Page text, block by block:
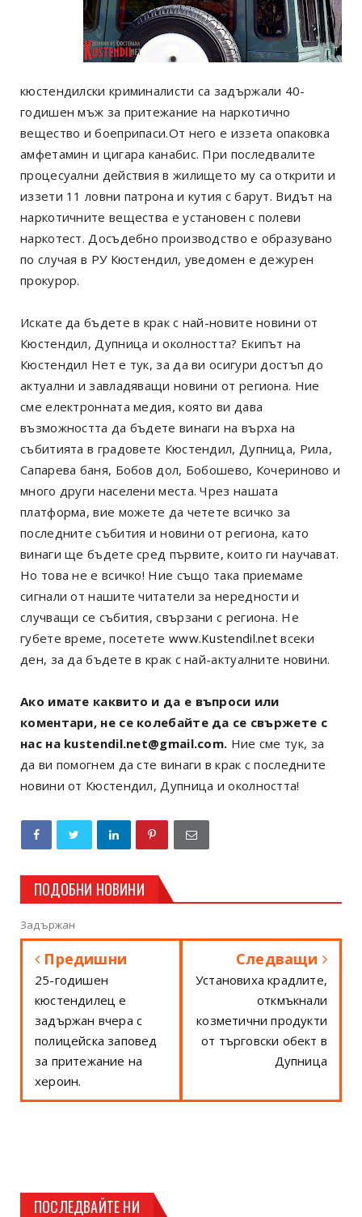
кюстендилски криминалисти са задържали 40-
годишен мъж за притежание на наркотично
вещество и боеприпаси.От него е иззета опаковка
амфетамин и цигара канабис. При последвалите
процесуални действия в жилището му са открити и
иззети 11 ловни патрона и кутия с барут. Видът на
наркотичните вещества е установен с полеви
наркотест. Досъдебно производство е образувано
по случая в РУ Кюстендил, уведомен е дежурен
прокурор.
Искате да бъдете в крак с най-новите новини от
Кюстендил, Дупница и околността? Екипът на
Кюстендил Нет е тук, за да ви осигури достъп до
актуални и завладяващи новини от региона. Ние
сме електронната медия, която ви дава
възможността да бъдете винаги на върха на
събитията в градовете Кюстендил, Дупница, Рила,
Сапарева баня, Бобов дол, Бобошево, Кочериново и
много други населени места. Чрез нашата
платформа, вие можете да четете всичко за
последните събития и новини от региона, като
винаги ще бъдете сред първите, които ги научават.
Но това не е всичко! Ние също така приемаме
сигнали от нашите читатели за нередности и
случващи се събития, свързани с региона. Не
губете време, посетете www.Kustendil.net всеки
ден, за да бъдете в крак с най-актуалните новини.
Ако имате каквито и да е въпроси или
коментари, не се колебайте да се свържете с
нас на kustendil.net@gmail.com. Ние сме тук, за
да ви помогнем да сте винаги в крак с последните
новини от Кюстендил, Дупница и околността!
ПОДОБНИ НОВИНИ
Задържан
Предишни
25-годишен
кюстендилец е
задържан вчера с
полицейска заповед
за притежание на
хероин.
Следващи
Установиха крадлите,
откмъкнали
козметични продукти
от търговски обект в
Дупница
ПОСЛЕДВАЙТЕ НИ